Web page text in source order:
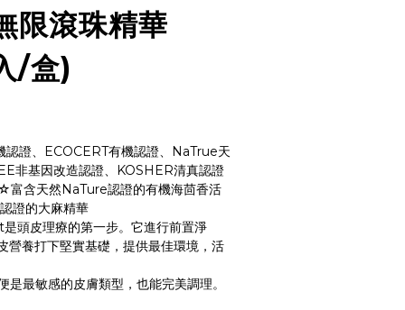
限滾珠精華
/盒)
證、ECOCERT有機認證、NaTrue天
非基因改造認證、KOSHER清真認證
含天然NaTure認證的有機海茴香活
證的大麻精華
皮理療的第一步。它進行前置淨
營養打下堅實基礎，提供最佳環境，活
最敏感的皮膚類型，也能完美調理。